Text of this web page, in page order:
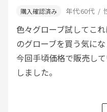
年代:60代
色々グローブ試してこ
のグローブを買う気にな
今回手頃価格で販売し
しました。